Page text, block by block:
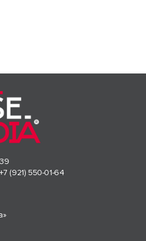
+7 (921) 550-01-64